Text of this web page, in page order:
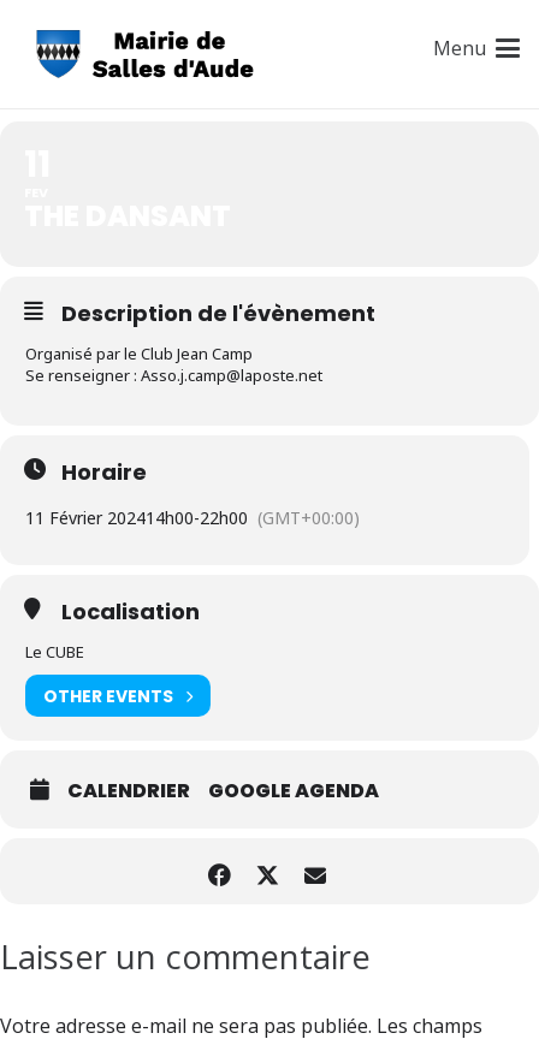
Menu
THE DANSANT
Description de l'évènement
Organisé par le Club Jean Camp
Se renseigner : Asso.j.camp@laposte.net
Horaire
11 Février 202414h00-22h00 (GMT+00:00)
Localisation
Le CUBE
OTHER EVENTS
CALENDRIER GOOGLE AGENDA
Laisser un commentaire
Votre adresse e-mail ne sera pas publiée. Les champs